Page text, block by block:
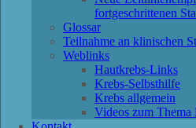
fortgeschrittenen
Glossar
Teilnahme an klinischen
Weblinks
Hautkrebs-Links
Krebs-Selbsthilfe
Krebs allgemein
Videos zum Thema